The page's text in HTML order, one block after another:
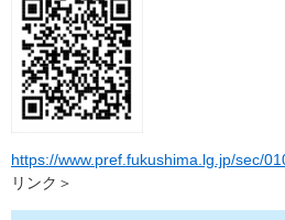
https://www.pref.fukushima.lg.jp/sec/
リンク＞